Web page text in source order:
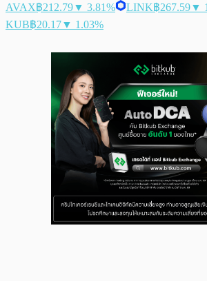
AVAX฿212.79▼ 3.81% LINK฿267.59▼
KUB฿20.17▼ 1.03%